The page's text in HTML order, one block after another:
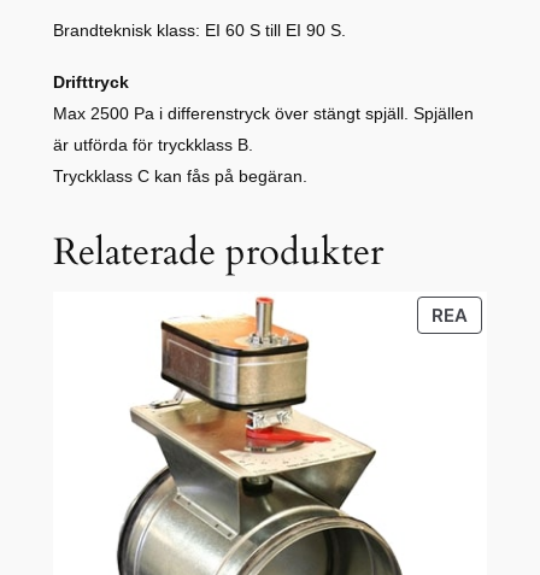
Brandteknisk klass: EI 60 S till EI 90 S.
Drifttryck
Max 2500 Pa i differenstryck över stängt spjäll. Spjällen
är utförda för tryckklass B.
Tryckklass C kan fås på begäran.
Relaterade produkter
REA
PÅ